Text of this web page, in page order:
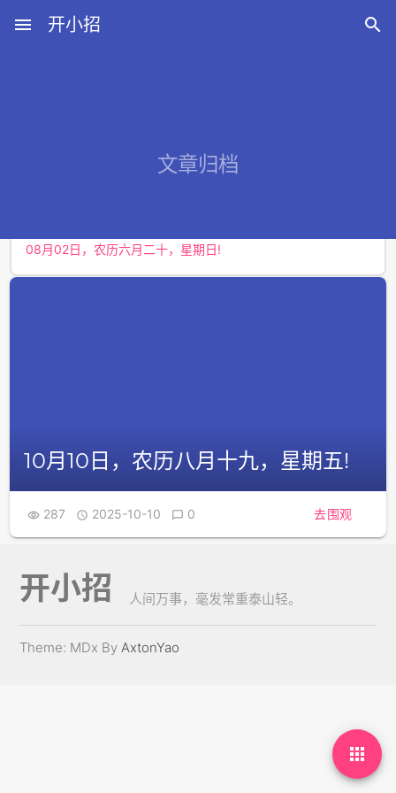
menu 开小招 
文章归档
10月10日，农历八月十九，星期五!
 287  2025-10-10  0 去围观

开小招 人间万事，毫发常重泰山轻。
Theme: MDx ByAxtonYao
08月06日，农历六月廿四，星期四!
08月02日，农历六月二十，星期日!